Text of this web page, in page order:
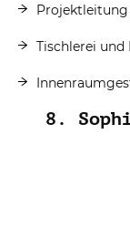
Tischlerei und
8.